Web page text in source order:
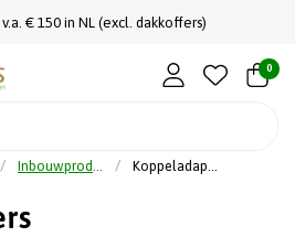
€ 150 in NL (excl. dakkoffers)
0
Inbouwproducten Koppeladapters